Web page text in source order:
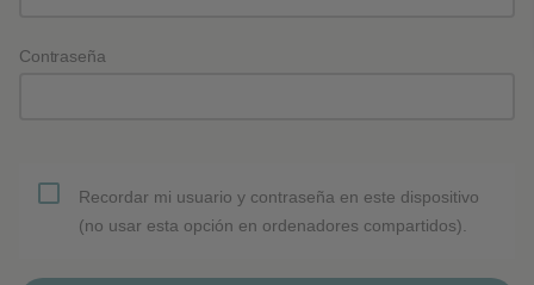
Contraseña
Recordar mi usuario y contraseña en este dispositivo
(no usar esta opción en ordenadores compartidos).